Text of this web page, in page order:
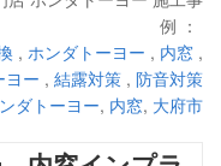
例 ：
, ホンダトーヨー , 内窓 ,
ヨー , 結露対策 , 防音対策
ダトーヨー, 内窓, 大府市